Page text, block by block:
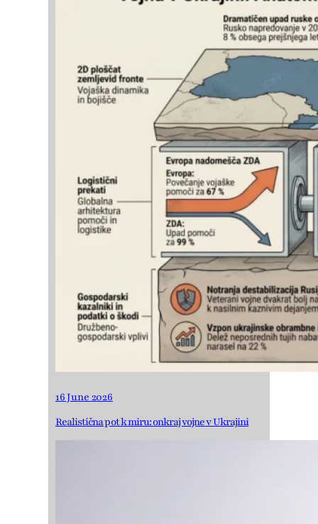
16 June 2026
Realistična pot k miru: onkraj vojne v Ukrajini